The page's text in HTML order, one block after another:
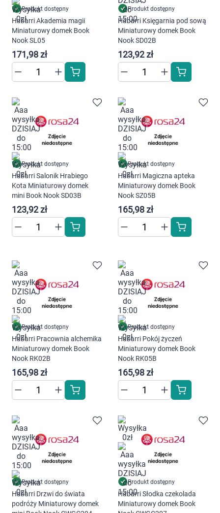
Sprzęt medyczny
Motoryzacja
Grupy produktowe
Marki
Produkt dostępny
Habarri Akademia magii
Miniaturowy domek Book
Nook SL05
171,98 zł
Produkt dostępny
Habarri Księgarnia pod sową
Miniaturowy domek Book
Nook SD02B
123,92 zł
Produkt dostępny
Habarri Salonik Hrabiego
Kota Miniaturowy domek
mini Book Nook SD03B
123,92 zł
Produkt dostępny
Habarri Magiczna apteka
Miniaturowy domek Book
Nook SZ05B
165,98 zł
Produkt dostępny
Habarri Pracownia alchemika
Miniaturowy domek Book
Nook RK02B
165,98 zł
Produkt dostępny
Habarri Pokój życzeń
Miniaturowy domek Book
Nook RK05B
165,98 zł
Produkt dostępny
Habarri Drzwi do świata
podróży Miniaturowy domek
Produkt dostępny
Habarri Słodka czekolada
Miniaturowy domek Book